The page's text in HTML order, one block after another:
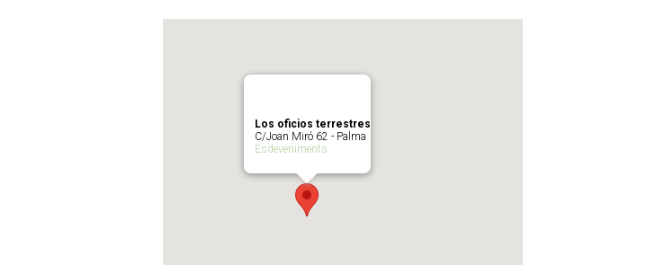
Los oficios terrestres
C/Joan Miró 62 - Palma
Esdeveniments